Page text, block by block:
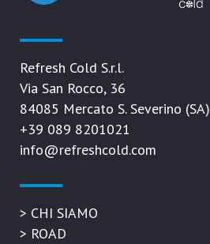
Refresh Cold S.r.l.
Via San Rocco, 36
84085 Mercato S. Severino (SA)
+39 089 8201021
info@refreshcold.com
> CHI SIAMO
> ROAD